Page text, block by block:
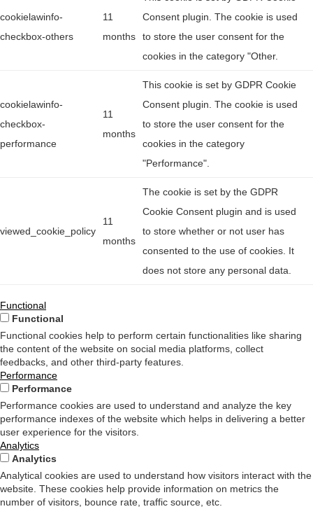
cookielawinfo-
checkbox-others
11
months
Consent plugin. The cookie is used
to store the user consent for the
cookies in the category "Other.
cookielawinfo-
checkbox-
performance
11
months
This cookie is set by GDPR Cookie
Consent plugin. The cookie is used
to store the user consent for the
cookies in the category
"Performance".
viewed_cookie_policy
11
months
The cookie is set by the GDPR
Cookie Consent plugin and is used
to store whether or not user has
consented to the use of cookies. It
does not store any personal data.
Functional
Functional
Functional cookies help to perform certain functionalities like sharing
the content of the website on social media platforms, collect
feedbacks, and other third-party features.
Performance
Performance
Performance cookies are used to understand and analyze the key
performance indexes of the website which helps in delivering a better
user experience for the visitors.
Analytics
Analytics
Analytical cookies are used to understand how visitors interact with the
website. These cookies help provide information on metrics the
number of visitors, bounce rate, traffic source, etc.